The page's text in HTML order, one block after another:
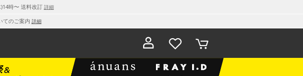
時〜 送料改訂 詳細
てのご案内 詳細
お気に入
り
カート